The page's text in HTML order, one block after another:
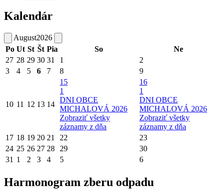
Kalendár
August2026
Po Ut St Št Pia So
Ne
27 28 29 30 31 1
2
3
4 5 6 7 8 9
10 11 12 13 14
15
1
DNI OBCE
MICHALOVÁ 2026
Zobraziť všetky
záznamy z dňa
16
1
DNI OBCE
MICHALOVÁ 2026
Zobraziť všetky
záznamy z dňa
17 18 19 20 21 22
23
24 25 26 27 28 29
30
31 1 2 3 4 5 6
Harmonogram zberu odpadu